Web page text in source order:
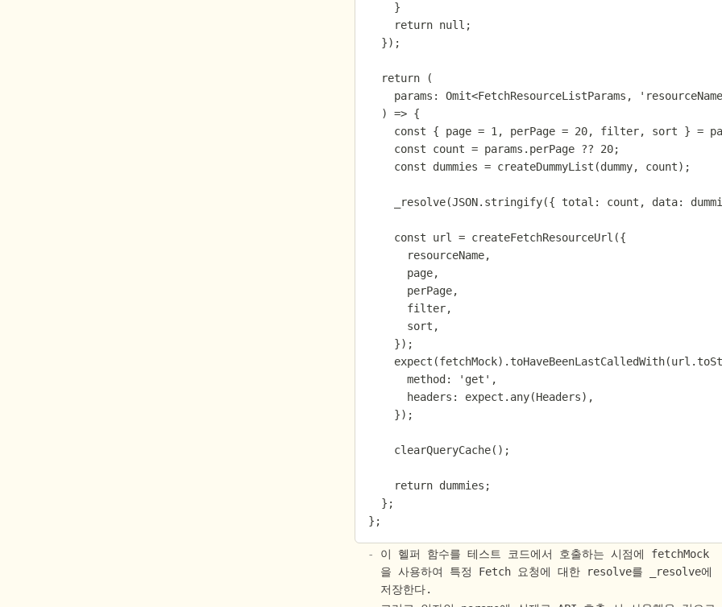
    }
    return null;
  });
  return (
params: Omit<FetchResourceListParams,
  ) => {
const { page = 1, perPage = 20, filter, sort } =
    const count = params.perPage ?? 20;
    const dummies = createDummyList(dummy, count);
_resolve(JSON.stringify({ total: count, data:
    const url = createFetchResourceUrl({
      resourceName,
      page,
      perPage,
      filter,
      sort,
    });
      method: 'get',
      headers: expect.any(Headers),
    });
    clearQueryCache();
    return dummies;
  };
};
이 헬퍼 함수를 테스트 코드에서 호출하는 시점에 fetchMock
을 사용하여 특정 Fetch 요청에 대한 resolve를 _resolve에
저장한다.